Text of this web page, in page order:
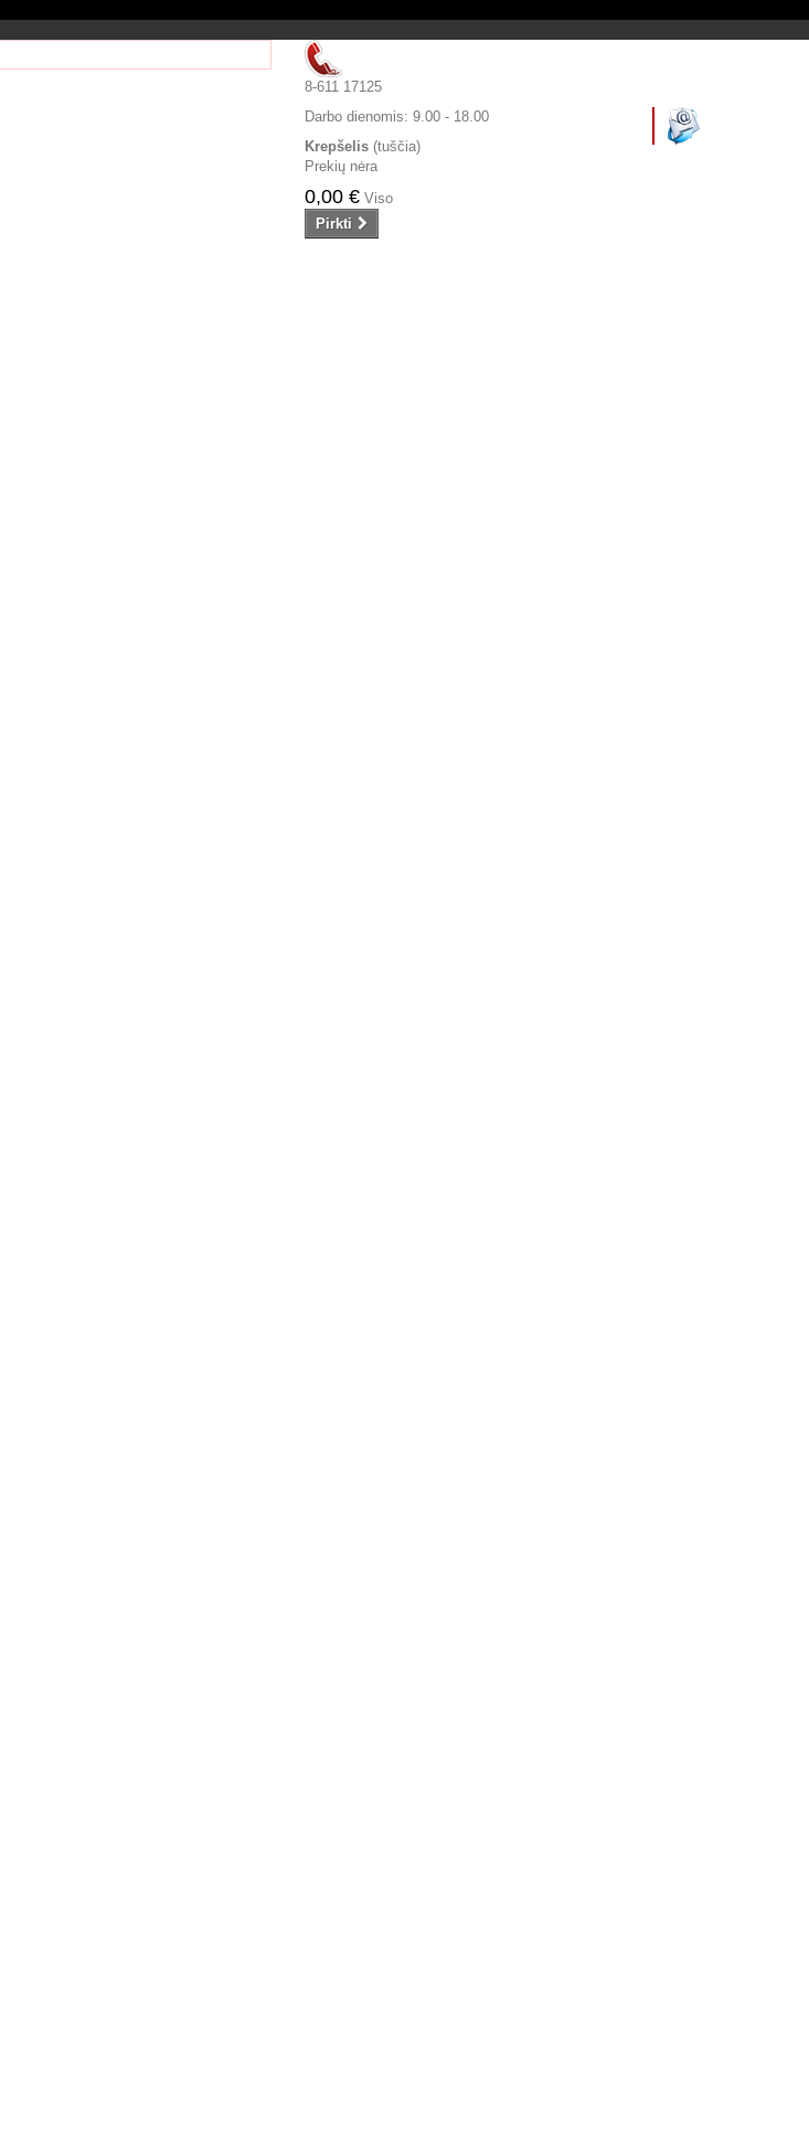
8-611 17125
Darbo dienomis:9.00 - 18.00
Krepšelis (tuščia)
Prekių nėra
0,00 € Viso
Pirkti